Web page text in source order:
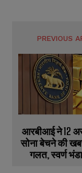
PREVIOUS
आरबीआई ने 12
सोना बेचने की
गलत, स्वर्ण